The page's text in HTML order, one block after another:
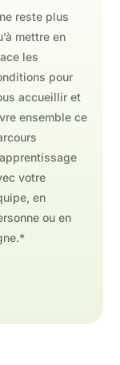
reste plus
mettre en
les
pour
accueillir et
ensemble ce
votre
en
ou en